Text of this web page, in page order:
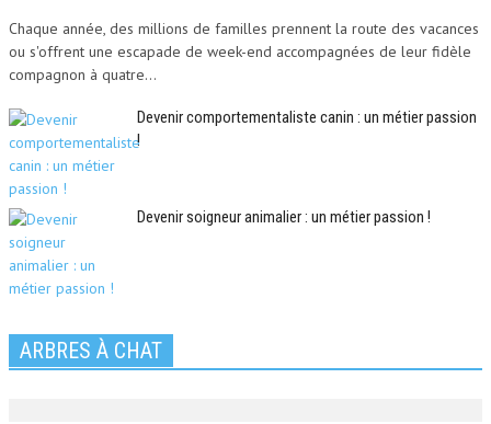
Chaque année, des millions de familles prennent la route des vacances
ou s'offrent une escapade de week-end accompagnées de leur fidèle
compagnon à quatre...
Devenir comportementaliste canin : un métier passion
!
Devenir soigneur animalier : un métier passion !
ARBRES À CHAT